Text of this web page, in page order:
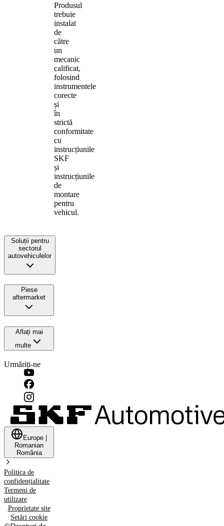
Produsul
trebuie
instalat
de
către
un
mecanic
calificat,
folosind
instrumentele
corecte
și
în
strictă
conformitate
cu
instrucțiunile
SKF
și
instrucțiunile
de
montare
pentru
vehicul.
Soluții pentru
sectorul
autovehiculelor
Piese
aftermarket
Aflați mai
multe
Urmăriți-ne
Europe
Romanian
România
Politica de
confidențialitate
Termeni de
utilizare
Proprietate site
Setări cookie